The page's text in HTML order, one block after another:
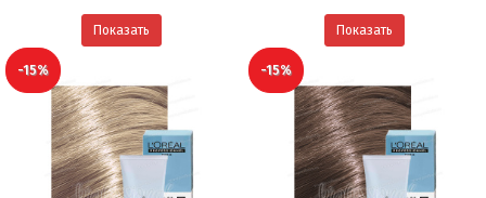
Показать Показать
-15% -15%